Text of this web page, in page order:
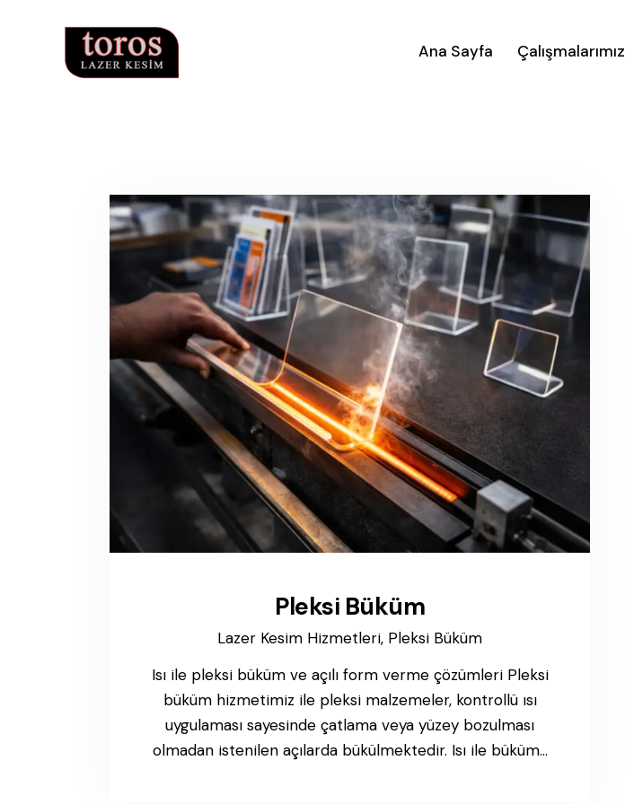
Ana Sayfa Çalışmalarımız
Pleksi Büküm
Lazer Kesim Hizmetleri, Pleksi Büküm
Isı ile pleksi büküm ve açılı form verme çözümleri Pleksi
büküm hizmetimiz ile pleksi malzemeler, kontrollü ısı
uygulaması sayesinde çatlama veya yüzey bozulması
olmadan istenilen açılarda bükülmektedir. Isı ile büküm…